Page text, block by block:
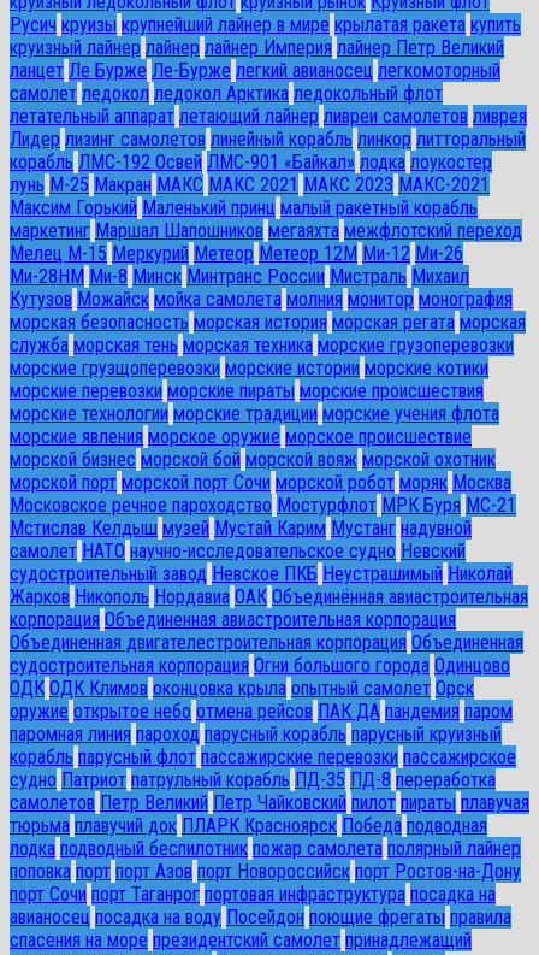
Русич круизы крупнейший лайнер в мире крылатая ракета купить
круизный лайнер лайнер лайнер Империя лайнер Петр Великий
ланцет Ле Бурже Ле-Бурже легкий авианосец легкомоторный
самолет ледокол ледокол Арктика ледокольный флот
летательный аппарат летающий лайнер ливреи самолетов ливрея
Лидер лизинг самолетов линейный корабль линкор литторальный
корабль ЛМС-192 Освей ЛМС-901 «Байкал» лодка лоукостер
лунь М-25 Макран МАКС МАКС 2021 МАКС 2023 МАКС-2021
Максим Горький Маленький принц малый ракетный корабль
маркетинг Маршал Шапошников мегаяхта межфлотский переход
Мелец М-15 Меркурий Метеор Метеор 12М Ми-12 Ми-26
Ми-28HM Ми-8 Минск Минтранс России Мистраль Михаил
Кутузов Можайск мойка самолета молния монитор монография
морская безопасность морская история морская регата морская
служба морская тень морская техника морские грузоперевозки
морские грузщоперевозки морские истории морские котики
морские перевозки морские пираты морские происшествия
морские технологии морские традиции морские учения флота
морские явления морское оружие морское происшествие
морской бизнес морской бой морской вояж морской охотник
морской порт морской порт Сочи морской робот моряк Москва
Московское речное пароходство Мостурфлот МРК Буря МС-21
Мстислав Келдыш музей Мустай Карим Мустанг надувной
самолет НАТО научно-исследовательское судно Невский
судостроительный завод Невское ПКБ Неустрашимый Николай
Жарков Никополь Нордавиа ОАК Объединённая авиастроительная
корпорация Объединенная авиастроительная корпорация
Объединенная двигателестроительная корпорация Объединенная
судостроительная корпорация Огни большого города Одинцово
ОДК ОДК Климов оконцовка крыла опытный самолет Орск
оружие открытое небо отмена рейсов ПАК ДА пандемия паром
паромная линия пароход парусный корабль парусный круизный
корабль парусный флот пассажирские перевозки пассажирское
судно Патриот патрульный корабль ПД-35 ПД-8 переработка
самолетов Петр Великий Петр Чайковский пилот пираты плавучая
тюрьма плавучий док ПЛАРК Красноярск Победа подводная
лодка подводный беспилотник пожар самолета полярный лайнер
поповка порт порт Азов порт Новороссийск порт Ростов-на-Дону
порт Сочи порт Таганрог портовая инфраструктура посадка на
авианосец посадка на воду Посейдон поющие фрегаты правила
спасения на море президентский самолет принадлежащий